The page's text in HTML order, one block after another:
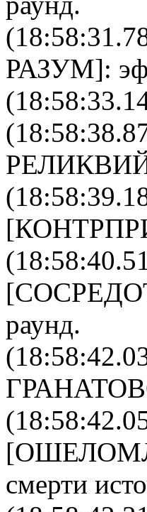
РАЗУМ]:
[
[
раунд.
[
смерти